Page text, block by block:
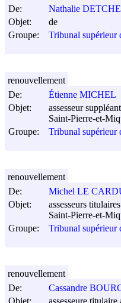
De:
Nathalie
Objet:
de
Groupe:
Tribunal supérieur
De:
Étienne MICHEL
Objet:
assesseur
Saint-Pierre-et-
Groupe:
Tribunal supérieur
renouvellement
De:
Michel LE
Objet:
assesseurs
Saint-Pierre-et-
Groupe:
Tribunal supérieur
renouvellement
De:
Cassandre
Objet:
assesseure
renouvellement